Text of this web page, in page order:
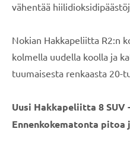
vähentää
Nokian Hakkapeliitta R2:n
kolmella uudella koolla ja
tuumaisesta renkaasta 20-
Uusi Hakkapeliitta 8 SUV
Ennenkokematonta pitoa